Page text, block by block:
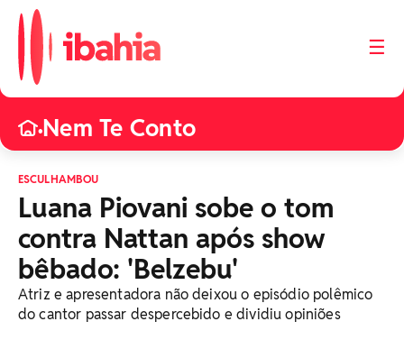
☰
•Nem Te Conto
ESCULHAMBOU
Luana Piovani sobe o tom
contra Nattan após show
bêbado: 'Belzebu'
Atriz e apresentadora não deixou o episódio polêmico
do cantor passar despercebido e dividiu opiniões